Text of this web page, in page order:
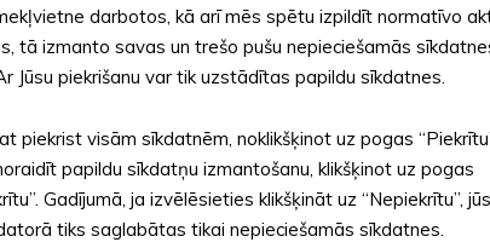
ir noslēgusies lokālplānojuma
piedalījās 13 interesenti (sanāksmes protokols
darbotos, kā arī mēs spētu izpildīt normatīvo
tā izmanto savas un trešo pušu nepieciešamās
Jūsu piekrišanu var tik uzstādītas papildu sīkdatnes.
piekrist visām sīkdatnēm, noklikšķinot uz pogas
papildu sīkdatņu izmantošanu, klikšķinot uz pogas
Gadījumā, ja izvēlēsieties klikšķināt uz “Nepiekrītu”,
tiks saglabātas tikai nepieciešamās sīkdatnes.